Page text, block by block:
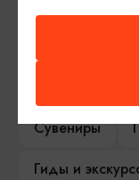
Серебряное
Туры и
Сувениры
Гиды и